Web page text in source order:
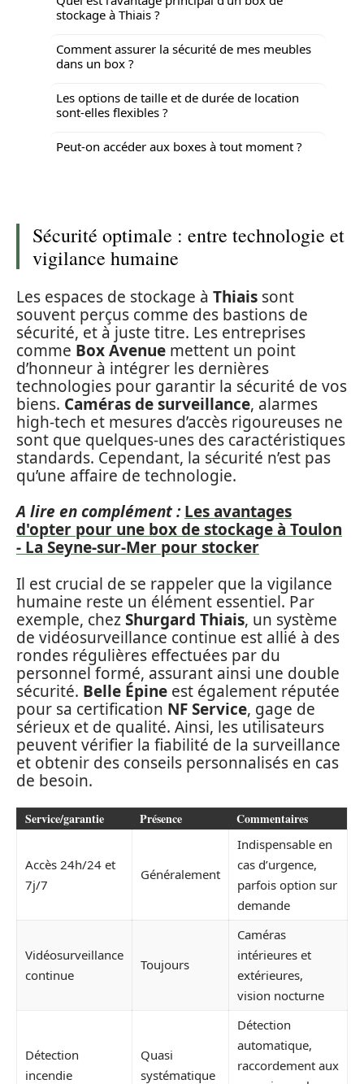
stockage à Thiais ?
Comment assurer la sécurité de mes meubles
dans un box ?
Les options de taille et de durée de location
sont-elles flexibles ?
Peut-on accéder aux boxes à tout moment ?
Sécurité optimale : entre technologie et
vigilance humaine
Les espaces de stockage à Thiais sont
souvent perçus comme des bastions de
sécurité, et à juste titre. Les entreprises
comme Box Avenue mettent un point
d’honneur à intégrer les dernières
technologies pour garantir la sécurité de vos
biens. Caméras de surveillance, alarmes
high-tech et mesures d’accès rigoureuses ne
sont que quelques-unes des caractéristiques
standards. Cependant, la sécurité n’est pas
qu’une affaire de technologie.
A lire en complément : Les avantages
d'opter pour une box de stockage à Toulon
- La Seyne-sur-Mer pour stocker
Il est crucial de se rappeler que la vigilance
humaine reste un élément essentiel. Par
exemple, chezShurgard Thiais, un système
de vidéosurveillance continue est allié à des
rondes régulières effectuées par du
personnel formé, assurant ainsi une double
sécurité. Belle Épine est également réputée
pour sa certification NF Service, gage de
sérieux et de qualité. Ainsi, les utilisateurs
peuvent vérifier la fiabilité de la surveillance
et obtenir des conseils personnalisés en cas
de besoin.
Service/garantie Présence Commentaires
Accès 24h/24 et
7j/7
Généralement
Indispensable en
cas d’urgence,
parfois option sur
demande
Vidéosurveillance
continue
Toujours
Caméras
intérieures et
extérieures,
vision nocturne
Détection
incendie
Quasi
systématique
Détection
automatique,
raccordement aux